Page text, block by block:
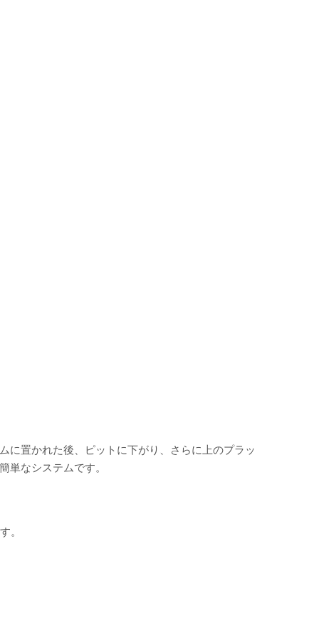
に置かれた後、ピットに下がり、さらに上のプラッ
単なシステムです。
。